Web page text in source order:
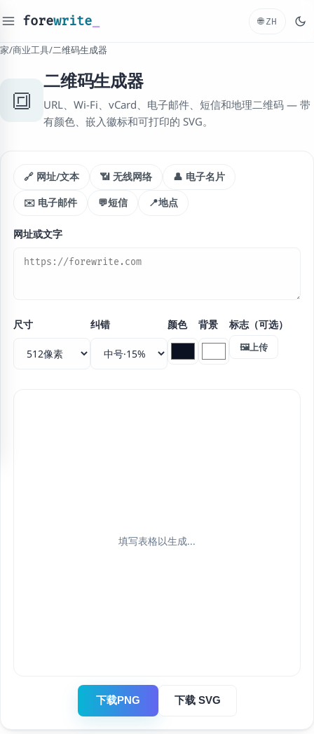
forewrite 🌐 ZH
家/商业工具/二维码生成器
🔳
二维码生成器
URL、Wi-Fi、vCard、电子邮件、短信和地理二维码 — 带
有颜色、嵌入徽标和可打印的 SVG。
🔗 网址/文本 📶 无线网络 👤 电子名片
✉️ 电子邮件 💬短信 📍地点
网址或文字
尺寸 纠错 颜色 背景
标志（可选）
🖼️上传
填写表格以生成...
下载PNG 下载 SVG